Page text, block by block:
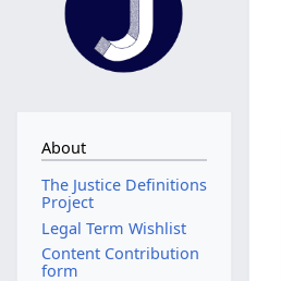
About
The Justice Definitions
Project
Legal Term Wishlist
Content Contribution
form